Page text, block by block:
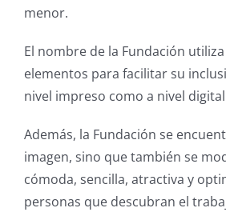
menor.
El nombre de la Fundación
elementos para facilitar su
nivel impreso como a nivel
Además, la Fundación se
imagen, sino que también se
cómoda, sencilla, atractiva y
personas que descubran el